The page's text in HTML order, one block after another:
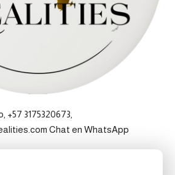
3175320673,
Chat en WhatsApp